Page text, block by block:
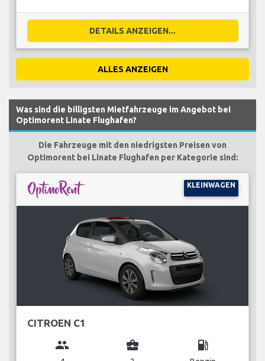
DETAILS ANZEIGEN...
ALLES ANZEIGEN
Was sind die billigsten Mietfahrzeuge im Angebot bei
Optimorent Linate Flughafen?
Die Fahrzeuge mit den niedrigsten Preisen von
Optimorent bei Linate Flughafen per Kategorie sind:
KLEINWAGEN
CITROEN C1
group business_center local_gas_station